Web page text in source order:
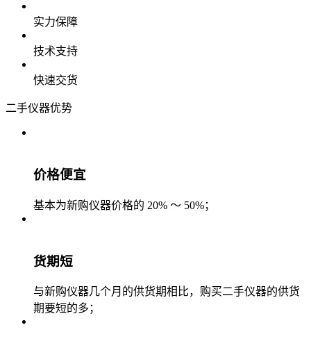
实力保障
技术支持
快速交货
二手仪器优势
价格便宜
基本为新购仪器价格的 20% ～ 50%；
货期短
与新购仪器几个月的供货期相比，购买二手仪器的供货
期要短的多；